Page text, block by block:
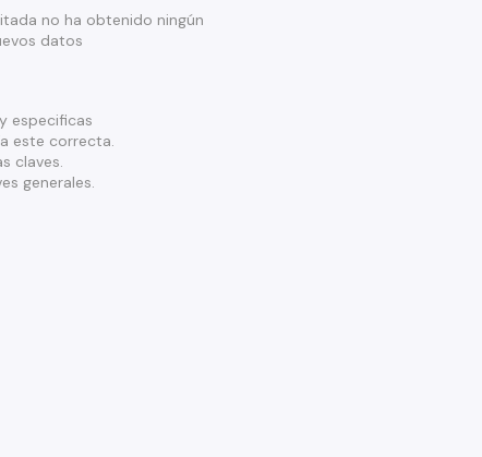
no ha obtenido ningún
datos
especificas
este correcta.
claves.
generales.